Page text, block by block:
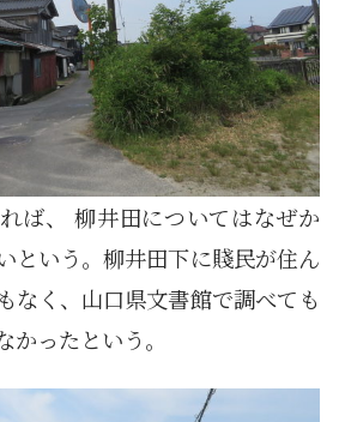
ば、 柳井田についてはなぜか
という。柳井田下に賤民が住ん
なく、山口県文書館で調べても
ったという。